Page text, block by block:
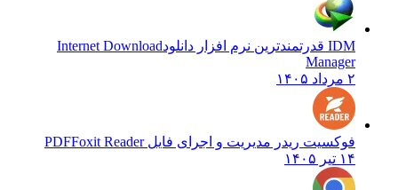
IDM قدرتمندترین نرم افزار دانلود
Internet Download
Manager
۲ مرداد ۱۴۰۵
فوکسیت ریدر مدیریت و اجرای فایل PDFFoxit Reader
۱۴ تیر ۱۴۰۵